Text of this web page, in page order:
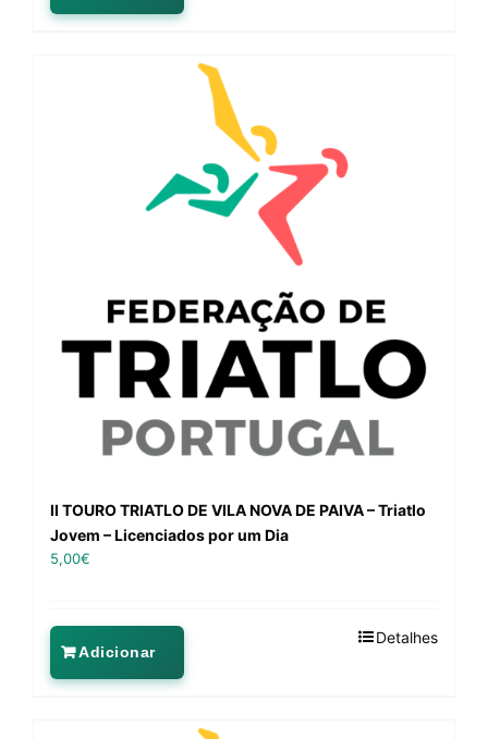
II TOURO TRIATLO DE VILA NOVA DE PAIVA – Triatlo
Jovem – Licenciados por um Dia
5,00€
Adicionar
Detalhes